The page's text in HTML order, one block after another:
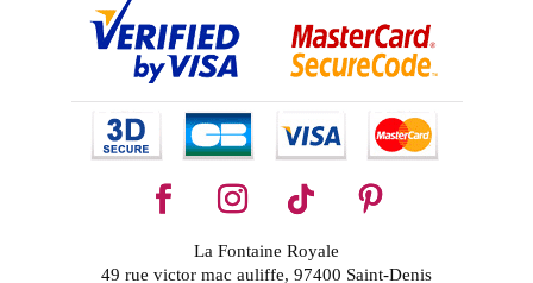
La Fontaine Royale
49 rue victor mac auliffe, 97400 Saint-Denis